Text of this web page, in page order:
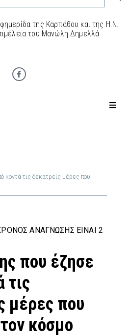
της Καρπάθου και της Η.Ν.
του Μανώλη Δημελλά
κοντά τις δεκατρείς μέρες που
ΑΝΆΓΝΩΣΗΣ ΕΊΝΑΙ 2
που έζησε
τις
μέρες που
κόσμο